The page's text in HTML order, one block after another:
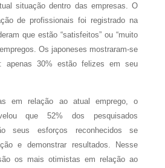
situação dentro das empresas. O
de profissionais foi registrado na
que estão “satisfeitos” ou “muito
Os japoneses mostraram-se
apenas 30% estão felizes em seu
em relação ao atual emprego, o
que 52% dos pesquisados
seus esforços reconhecidos se
e demonstrar resultados. Nesse
os mais otimistas em relação ao